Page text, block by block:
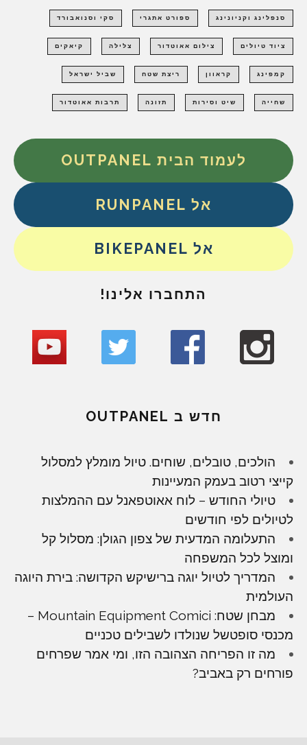
סנפלינג וקניונינג ספורט אתגרי סקי וסנואבורד
ציוד טיולים צילום אאוטדור צלילה קיאקים
קמפינג קראוון ריצת שטח שביל ישראל
שחייה שיט וסירות תזונה תרבות אאוטדור
לעמוד הבית OUTPANEL
אל RUNPANEL
אל BIKEPANEL
התחברו אלינו!
חדש ב OUTPANEL
הולכים, טובלים, שוחים. טיול מומלץ למסלול
קייצי רטוב בעמק המעיינות
טיולי החודש – לוח אאוטפאנל עם ההמלצות
לטיולים לפי חודשים
התעלומה המדעית של צפון הגולן: מסלול קל
ומוצל לכל המשפחה
המדריך לטיול יוגה ברישיקש הקדושה: בירת היוגה
העולמית
מבחן שטח: Mountain Equipment Comici –
מכנסי סופטשל שנולדו לשבילים טכניים
מה זו הפריחה הצהובה הזו, ומי אמר שפרחים
פורחים רק באביב?